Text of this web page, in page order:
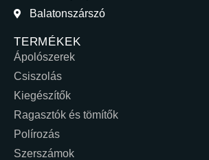
Balatonszárszó
TERMÉKEK
Ápolószerek
Csiszolás
Kiegészítők
Ragasztók és tömítők
Polírozás
Szerszámok